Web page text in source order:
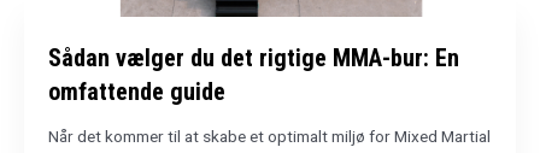
Sådan vælger du det rigtige MMA-bur: En
omfattende guide
Når det kommer til at skabe et optimalt miljø for Mixed Martial